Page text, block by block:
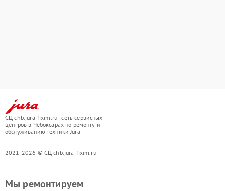
СЦ chb.jura-fixim.ru - сеть сервисных
центров в Чебоксарах по ремонту и
обслуживанию техники Jura
2021-2026 © СЦ chb.jura-fixim.ru
Мы ремонтируем